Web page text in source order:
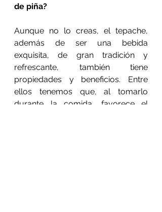
de piña?
Aunque no lo creas, el tepache,
además de ser una bebida
exquisita, de gran tradición y
refrescante, también tiene
propiedades y beneficios. Entre
ellos tenemos que, al tomarlo
durante la comida, favorece el